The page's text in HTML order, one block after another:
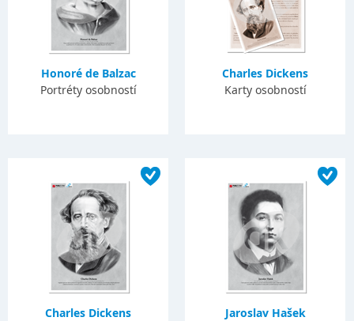
Honoré de Balzac
Portréty osobností
Charles Dickens
Karty osobností
Charles Dickens
Jaroslav Hašek